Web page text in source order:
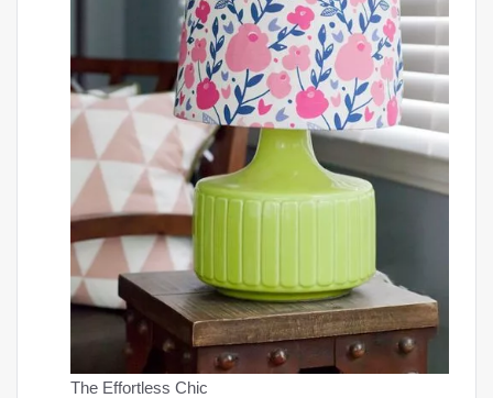
The Effortless Chic